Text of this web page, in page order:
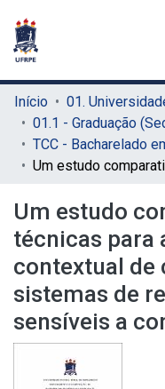
Início
01.1 - Graduação
Um estudo
técnicas para
contextual de
sistemas de
sensíveis a